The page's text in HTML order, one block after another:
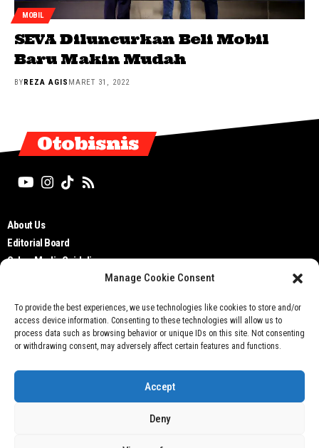
Manage Cookie Consent
To provide the best experiences, we use technologies like cookies to store and/or
access device information. Consenting to these technologies will allow us to
process data such as browsing behavior or unique IDs on this site. Not consenting
or withdrawing consent, may adversely affect certain features and functions.
Accept
Deny
MOBIL
SEVA Diluncurkan Beli Mobil
Baru Makin Mudah
BYREZA AGIS MARET 31, 2022
Otobisnis
About Us
Editorial Board
Cyber Media Guidelines
Privacy Policy
Contact Us